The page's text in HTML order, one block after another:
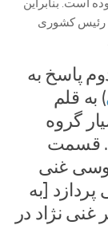
است. بنابراین
رئیس کشوری
پاسخ به
) به قلم
گروه
قسمت
غنی
[به
غنی نژاد در